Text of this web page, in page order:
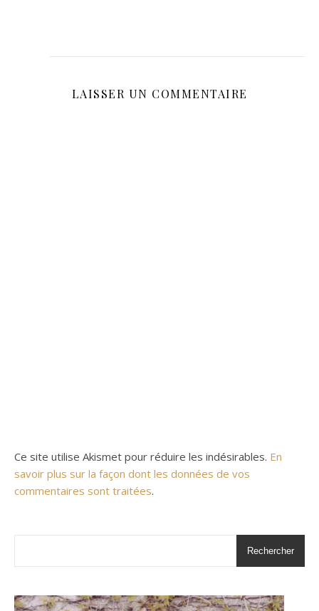
LAISSER UN COMMENTAIRE
Ce site utilise Akismet pour réduire les indésirables. En
savoir plus sur la façon dont les données de vos
commentaires sont traitées.
Rechercher